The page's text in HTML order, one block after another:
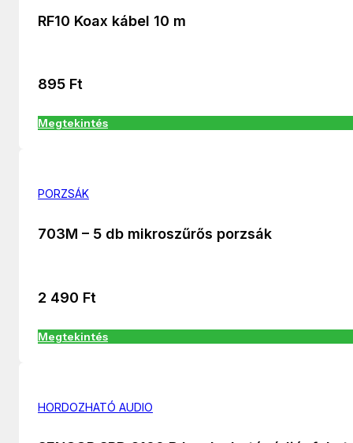
RF10 Koax kábel 10 m
895 Ft
Megtekintés
PORZSÁK
703M – 5 db mikroszűrős porzsák
2 490 Ft
Megtekintés
HORDOZHATÓ AUDIO